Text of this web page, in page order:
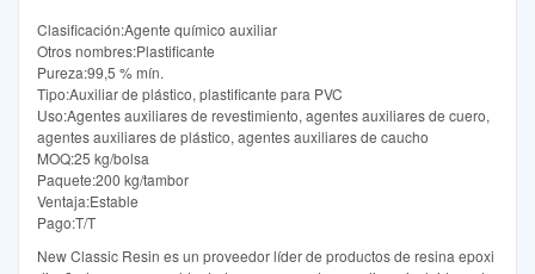
Clasificación:Agente químico auxiliar
Otros nombres:Plastificante
Pureza:99,5 % mín.
Tipo:Auxiliar de plástico, plastificante para PVC
Uso:Agentes auxiliares de revestimiento, agentes auxiliares de cuero,
agentes auxiliares de plástico, agentes auxiliares de caucho
MOQ:25 kg/bolsa
Paquete:200 kg/tambor
Ventaja:Estable
Pago:T/T
New Classic Resin es un proveedor líder de productos de resina epoxi